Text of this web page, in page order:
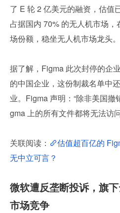
了 E 轮 2 亿美元的融资，估值
占据国内 70% 的无人机市场
场份额，稳坐无人机市场龙头。
据了解，Figma 此次封停的企
的中国企业，这份制裁名单中
业。Figma 声明：“除非美国
gma 上的所有文件都将无法访
关联阅读：
估值超百亿的
无中立可言？
微软遭反垄断投诉，旗
市场竞争